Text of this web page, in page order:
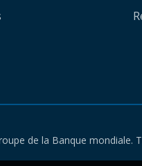
de la Banque mondiale.